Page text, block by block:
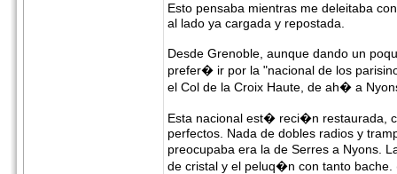
Esto pensaba mientras me deleitaba
al lado ya cargada y repostada.
Desde Grenoble, aunque dando un
prefer� ir por la "nacional de los
el Col de la Croix Haute, de ah� a
Esta nacional est� reci�n restaurada,
perfectos. Nada de dobles radios y
preocupaba era la de Serres a
de cristal y el peluq�n con tanto bache.